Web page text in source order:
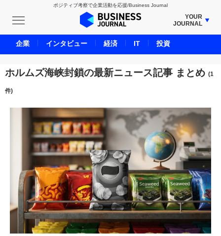
ポジティブ考察で企業活動を応援/Business Journal
YOUR
JOURNAL
BUSINESS JOURNAL
UNICORN JOURNAL
CARBON CREDITS JOURNAL
INBOUND JOURNAL
LIFE ENDING JOURNAL
AI JOURNAL
REAL ESTATE BROKERAGE JOURNAL
SMART MARKETING JOURNAL
BPaaS JOURNAL
ADOPTABLE DOG JOURNAL
ホルムズ海峡封鎖の最新ニュース記事 まとめ (1
件)
企業 インタビュー 経済 IT 投資